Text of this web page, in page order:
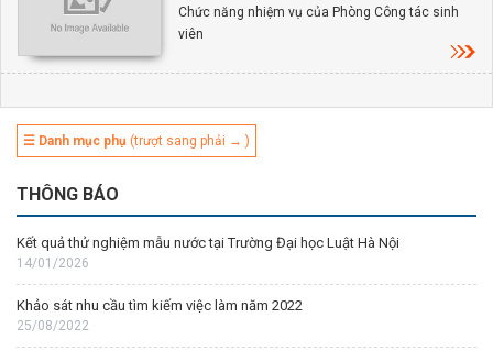
Chức năng nhiệm vụ của Phòng Công tác sinh
viên
☰ Danh mục phụ (trượt sang phải → )
THÔNG BÁO
Kết quả thử nghiệm mẫu nước tại Trường Đại học Luật Hà Nội
14/01/2026
Khảo sát nhu cầu tìm kiếm việc làm năm 2022
25/08/2022